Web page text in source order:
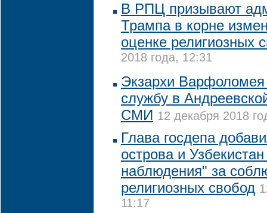
В РПЦ призывают
Трампа в корне
оценке религиозных
2018 года, 12:31
Экзархи
службу в
СМИ 12 декабря 2018
Глава госдепа
острова и
наблюдения" за
религиозных свобод
11:17